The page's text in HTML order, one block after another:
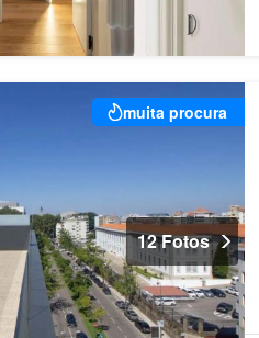
muita procura
12 Fotos